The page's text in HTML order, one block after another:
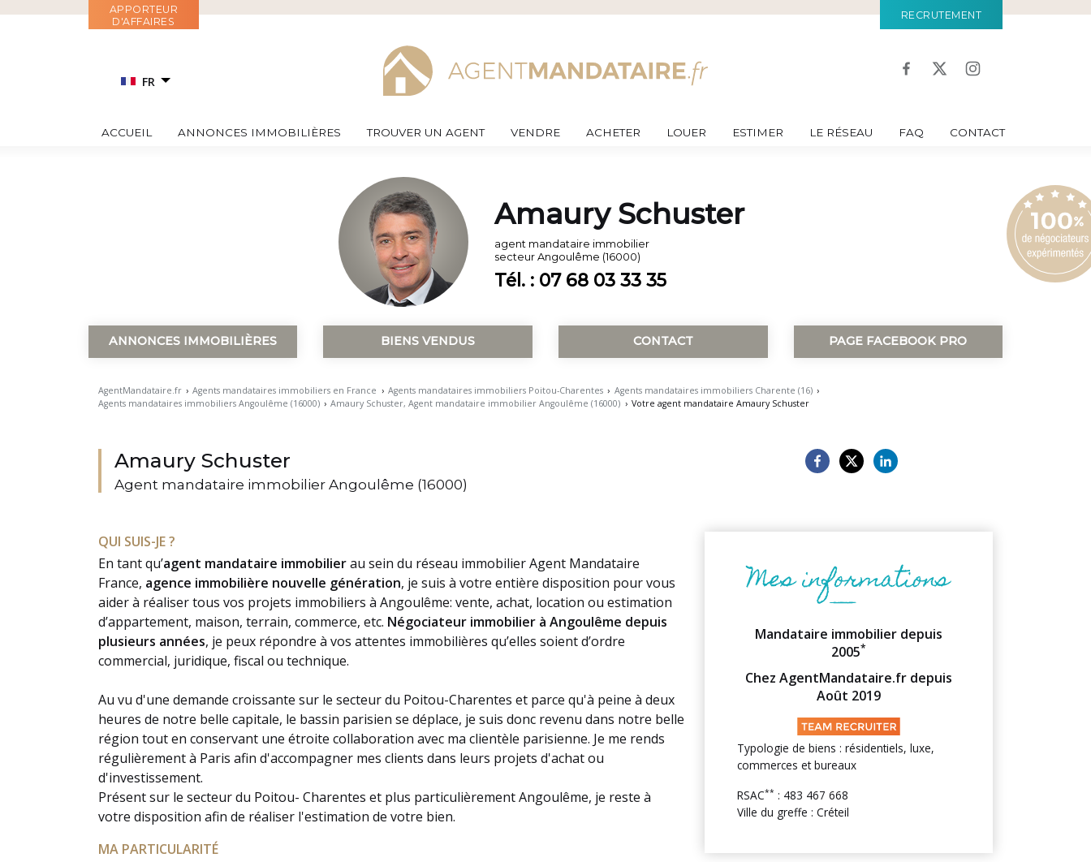
APPORTEUR
D'AFFAIRES
RECRUTEMENT
FR
RU
ACCUEIL ANNONCES IMMOBILIÈRES TROUVER UN AGENT VENDRE ACHETER LOUER ESTIMER LE RÉSEAU FAQ CONTACT
Amaury Schuster
agent mandataire immobilier
secteur Angoulême (16000)
Tél. : 07 68 03 33 35
ANNONCES IMMOBILIÈRES BIENS VENDUS CONTACT PAGE FACEBOOK PRO
AgentMandataire.fr › Agents mandataires immobiliers en France › Agents mandataires immobiliers Poitou-Charentes › Agents mandataires immobiliers Charente (16) ›
Agents mandataires immobiliers Angoulême (16000) › Amaury Schuster, Agent mandataire immobilier Angoulême (16000) › Votre agent mandataire Amaury Schuster
Amaury Schuster
Agent mandataire immobilier Angoulême (16000)
Mandataire immobilier depuis
2005*
Chez AgentMandataire.fr depuis
Août 2019
Typologie de biens : résidentiels, luxe,
commerces et bureaux
RSAC** : 483 467 668
Ville du greffe : Créteil
QUI SUIS-JE ?
En tant qu’agent mandataire immobilierau sein du réseau immobilier Agent Mandataire
France, agence immobilière nouvelle génération, je suis à votre entière disposition pour vous
aider à réaliser tous vos projets immobiliers à Angoulême: vente, achat, location ou estimation
d’appartement, maison, terrain, commerce, etc. Négociateur immobilier à Angoulême depuis
plusieurs années, je peux répondre à vos attentes immobilières qu’elles soient d’ordre
commercial, juridique, fiscal ou technique.
Au vu d'une demande croissante sur le secteur du Poitou-Charentes et parce qu'à peine à deux
heures de notre belle capitale, le bassin parisien se déplace, je suis donc revenu dans notre belle
région tout en conservant une étroite collaboration avec ma clientèle parisienne. Je me rends
régulièrement à Paris afin d'accompagner mes clients dans leurs projets d'achat ou
d'investissement.
Présent sur le secteur du Poitou- Charentes et plus particulièrement Angoulême, je reste à
votre disposition afin de réaliser l'estimation de votre bien.
MA PARTICULARITÉ